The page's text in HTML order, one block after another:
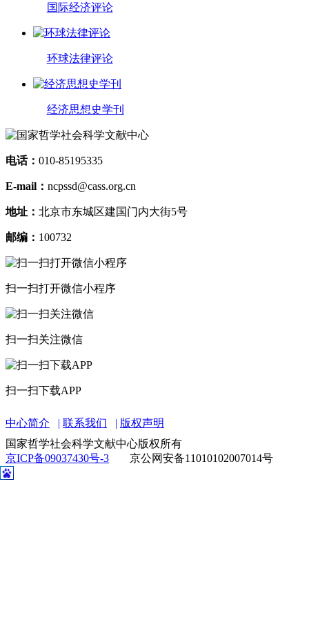
国际经济评论
环球法律评论
经济思想史学刊
电话： 010-85195335
E-mail： ncpssd@cass.org.cn
地址： 北京市东城区建国门内大街5号
邮编： 100732
扫一扫打开微信小程序
扫一扫关注微信
扫一扫下载APP
中心简介 联系我们
版权声明
国家哲学社会科学文献中心版权所有
京ICP备09037430号-3
京公网安备11010102007014号